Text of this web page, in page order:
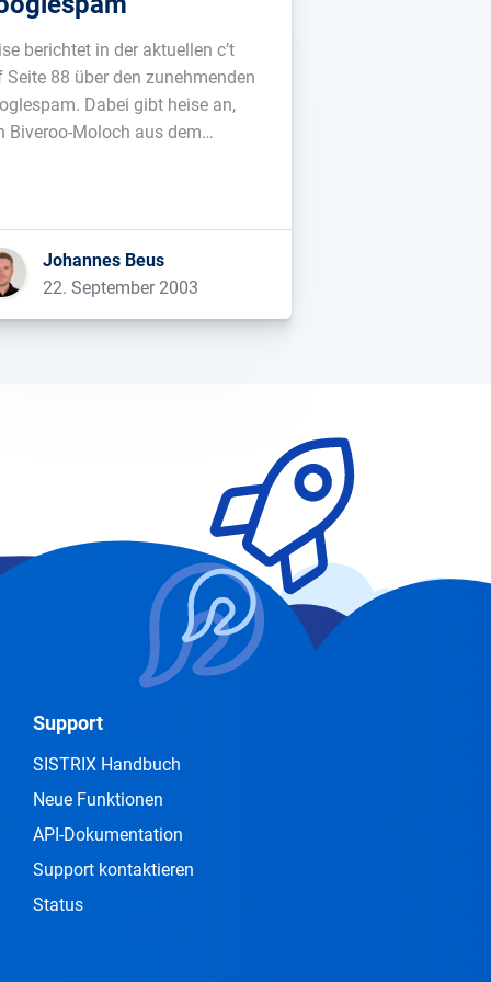
berichtet in der aktuellen c’t
Seite 88 über den zunehmenden
Dabei gibt heise an,
Biveroo-Moloch aus dem
Johannes Beus
22. September 2003
Support
SISTRIX Handbuch
Neue Funktionen
API-Dokumentation
Support kontaktieren
Status